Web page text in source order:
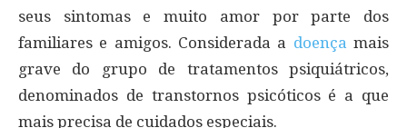
seus sintomas e muito amor por parte dos
familiares e amigos. Considerada a doença mais
grave do grupo de tratamentos psiquiátricos,
denominados de transtornos psicóticos é a que
mais precisa de cuidados especiais.